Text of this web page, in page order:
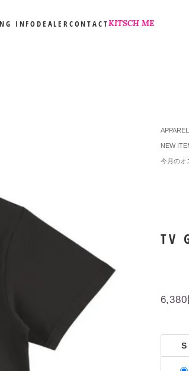
INFODEALERCONTACTKITSCH ME
NEW
今月のオ
TV
S